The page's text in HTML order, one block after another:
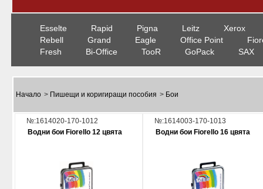
Esselte Rapid Pigna Leitz
Xerox
Rebell
Grand Eagle Office Point
Fresh
Bi-Office TooR GoPack SAX
Начало > Пишещи и коригиращи пособия > Бои
№:1614020-170-1012
Водни бои Fiorello 12 цвята
№:1614003-170-1013
Водни бои Fiorello 16 цвята